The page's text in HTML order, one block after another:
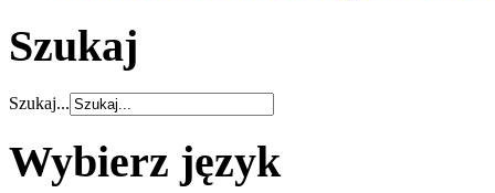
Szukaj
Szukaj...
Wybierz język